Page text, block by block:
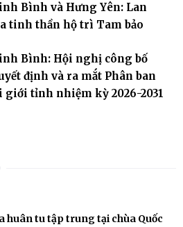
Bình và Hưng Yên: Lan
tinh thần hộ trì Tam bảo
Bình: Hội nghị công bố
định và ra mắt Phân ban
giới tỉnh nhiệm kỳ 2026-2031
huân tu tập trung tại chùa Quốc